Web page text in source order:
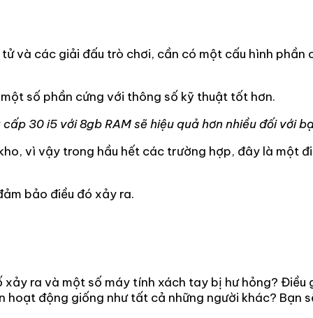
và các giải đấu trò chơi, cần có một cấu hình phần
số phần cứng với thông số kỹ thuật tốt hơn.
30 i5 với 8gb RAM sẽ hiệu quả hơn nhiều đối với
vì vậy trong hầu hết các trường hợp, đây là một
bảo điều đó xảy ra.
ra và một số máy tính xách tay bị hư hỏng? Điều
động giống như tất cả những người khác? Bạn